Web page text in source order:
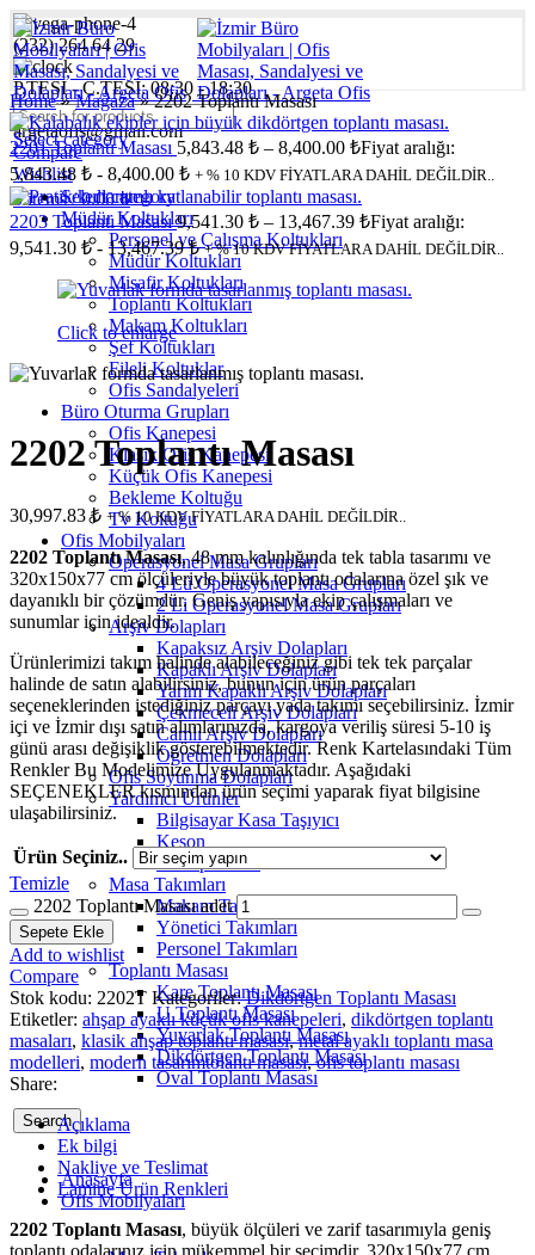
(232) 264 64 29
P.TESİ - C.TESİ: 08:30 - 18:30
argetaofis@gmail.com
Compare
Wishlist
0items/ 0.00₺
Select category
Select category
Müdür Koltukları
Personel ve Çalışma Koltukları
Müdür Koltukları
Misafir Koltukları
Toplantı Koltukları
Makam Koltukları
Şef Koltukları
Fileli Koltuklar
Ofis Sandalyeleri
Büro Oturma Grupları
Ofis Kanepesi
Klasik Ofis Kanepesi
Küçük Ofis Kanepesi
Bekleme Koltuğu
Tv Koltuğu
Ofis Mobilyaları
Operasyonel Masa Grupları
4 Lü Operasyonel Masa Grupları
2 Li Operasyonel Masa Grupları
Arşiv Dolapları
Kapaksız Arşiv Dolapları
Kapaklı Arşiv Dolapları
Yarım Kapaklı Arşiv Dolapları
Çekmeceli Arşiv Dolapları
Camlı Arşiv Dolapları
Öğretmen Dolapları
Ofis Soyunma Dolapları
Yardımcı Ürünler
Bilgisayar Kasa Taşıyıcı
Keson
Priz aparatları
Masa Takımları
Makam Takımları
Yönetici Takımları
Personel Takımları
Toplantı Masası
Kare Toplantı Masası
U Toplantı Masası
Yuvarlak Toplantı Masası
Dikdörtgen Toplantı Masası
Oval Toplantı Masası
Search
Anasayfa
Ofis Mobilyaları
Home»Mağaza»2202 Toplantı Masası
2201 Toplantı Masası 5,843.48 ₺ – 8,400.00 ₺Fiyat aralığı:
5,843.48 ₺ - 8,400.00 ₺ + % 10 KDV FİYATLARA DAHİL DEĞİLDİR..
2203 Toplantı Masası9,541.30 ₺ – 13,467.39 ₺Fiyat aralığı:
9,541.30 ₺ - 13,467.39 ₺ + % 10 KDV FİYATLARA DAHİL DEĞİLDİR..
Click to enlarge
2202 Toplantı Masası
30,997.83₺ + % 10 KDV FİYATLARA DAHİL DEĞİLDİR..
2202 Toplantı Masası, 48 mm kalınlığında tek tabla tasarımı ve
320x150x77 cm ölçüleriyle büyük toplantı odalarına özel şık ve
dayanıklı bir çözümdür. Geniş yapısıyla ekip çalışmaları ve
sunumlar için idealdir.
Ürünlerimizi takım halinde alabileceğiniz gibi tek tek parçalar
halinde de satın alabilirsiniz, bunun için ürün parçaları
seçeneklerinden istediğiniz parçayı yada takımı seçebilirsiniz. İzmir
içi ve İzmir dışı satın alımlarınızda, kargoya veriliş süresi 5-10 iş
günü arası değişiklik gösterebilmektedir. Renk Kartelasındaki Tüm
Renkler Bu Modelimize Uygulanmaktadır. Aşağıdaki
SEÇENEKLER kısmından ürün seçimi yaparak fiyat bilgisine
ulaşabilirsiniz.
Ürün Seçiniz..
Temizle
2202 Toplantı Masası adet
Sepete Ekle
Add to wishlist
Compare
Stok kodu: 2202T Kategoriler:Dikdörtgen Toplantı Masası
Etiketler: ahşap ayaklı küçük ofis kanepeleri, dikdörtgen toplantı
masaları, klasik ahşap toplantı masası,metal ayaklı toplantı masa
modelleri, modern tasarımtolantı masası,ofis toplantı masası
Share:
Açıklama
Ek bilgi
Nakliye ve Teslimat
Lamine Ürün Renkleri
2202 Toplantı Masası, büyük ölçüleri ve zarif tasarımıyla geniş
toplantı odalarınız için mükemmel bir seçimdir. 320x150x77 cm